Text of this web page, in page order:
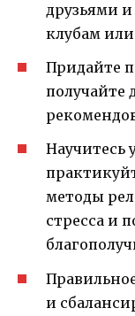
друзьями
клубам
Придайте
получайте
Научитесь
методы
стресса и
и